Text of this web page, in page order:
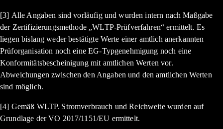
[3] Alle Angaben sind vorläufig und wurden intern nach Maßgabe
der Zertifizierungsmethode „WLTP-Prüfverfahren“ ermittelt. Es
liegen bislang weder bestätigte Werte einer amtlich anerkannten
Prüforganisation noch eine EG-Typgenehmigung noch eine
Konformitätsbescheinigung mit amtlichen Werten vor.
Abweichungen zwischen den Angaben und den amtlichen Werten
sind möglich.
[4] Gemäß WLTP. Stromverbrauch und Reichweite wurden auf
Grundlage der VO 2017/1151/EU ermittelt.